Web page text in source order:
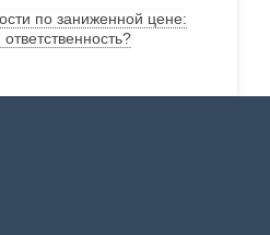
по заниженной цене: